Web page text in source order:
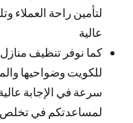
لتأمين راحة العملاء
عالية
للكويت وضواحيها
سرعة في الإجابة
لمساعدتكم في تخلص